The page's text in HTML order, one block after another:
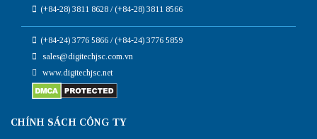
(+84-28) 3811 8628 / (+84-28) 3811 8566
(+84-24) 3776 5866 / (+84-24) 3776 5859
sales@digitechjsc.com.vn
www.digitechjsc.net
CHÍNH SÁCH CÔNG TY